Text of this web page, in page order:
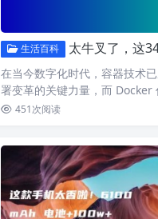
生活百科 太牛叉了，这34个
在当今数字化时代，容器技术
署变革的关键力量，而 Docker
借其轻…
451次阅读